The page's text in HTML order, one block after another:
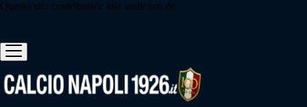
Questo sito contribuisce alla audience de